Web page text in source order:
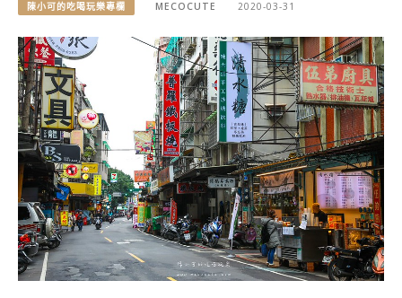
陳小可的吃喝玩樂專欄 MECOCUTE 2020-03-31